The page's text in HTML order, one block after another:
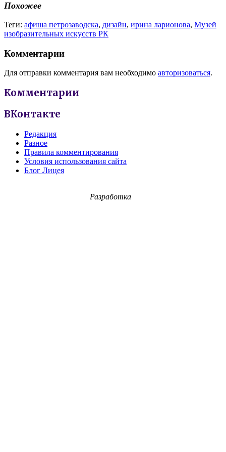
Похожее
Теги: афиша петрозаводска, дизайн, ирина ларионова, Музей
изобразительных искусств РК
Комментарии
Для отправки комментария вам необходимо авторизоваться.
Комментарии
ВКонтакте
Редакция
Разное
Правила комментирования
Условия использования сайта
Блог Лицея
Разработка